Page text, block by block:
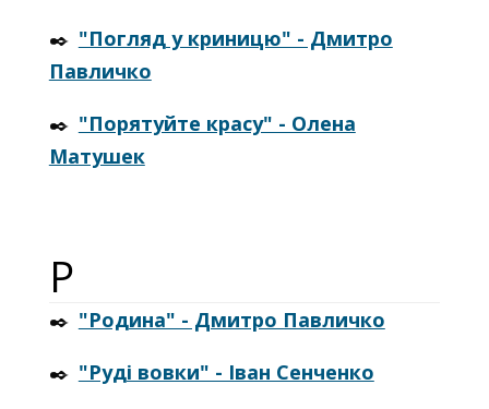
✒️ "Погляд у криницю" - Дмитро
Павличко
✒️ "Порятуйте красу" - Олена
Матушек
Р
✒️ "Родина" - Дмитро Павличко
✒️ "Руді вовки" - Іван Сенченко